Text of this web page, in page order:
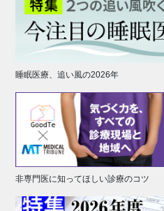
睡眠医療、追い風の2026年
非専門医に知ってほしい診療のコツ